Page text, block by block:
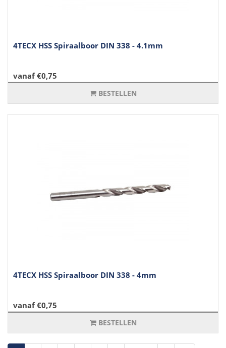
4TECX HSS Spiraalboor DIN 338 - 4.1mm
vanaf €0,75
BESTELLEN
4TECX HSS Spiraalboor DIN 338 - 4mm
vanaf €0,75
BESTELLEN